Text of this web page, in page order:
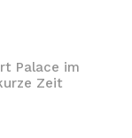
Palace im
Zeit